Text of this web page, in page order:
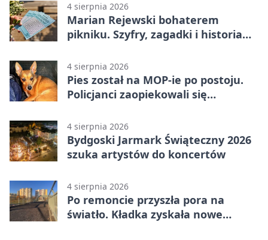
4 sierpnia 2026
Marian Rejewski bohaterem
pikniku. Szyfry, zagadki i historia
4 sierpnia 2026
Pies został na MOP-ie po postoju.
Policjanci zaopiekowali się
4 sierpnia 2026
Bydgoski Jarmark Świąteczny 2026
szuka artystów do koncertów
4 sierpnia 2026
Po remoncie przyszła pora na
światło. Kładka zyskała nowe